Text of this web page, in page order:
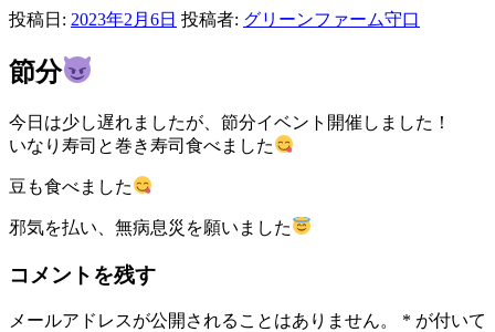
投稿日: 2023年2月6日 投稿者: グリーンファーム守口
節分
今日は少し遅れましたが、節分イベント開催しました！
いなり寿司と巻き寿司食べました
豆も食べました
邪気を払い、無病息災を願いました
コメントを残す
メールアドレスが公開されることはありません。 * が付いて